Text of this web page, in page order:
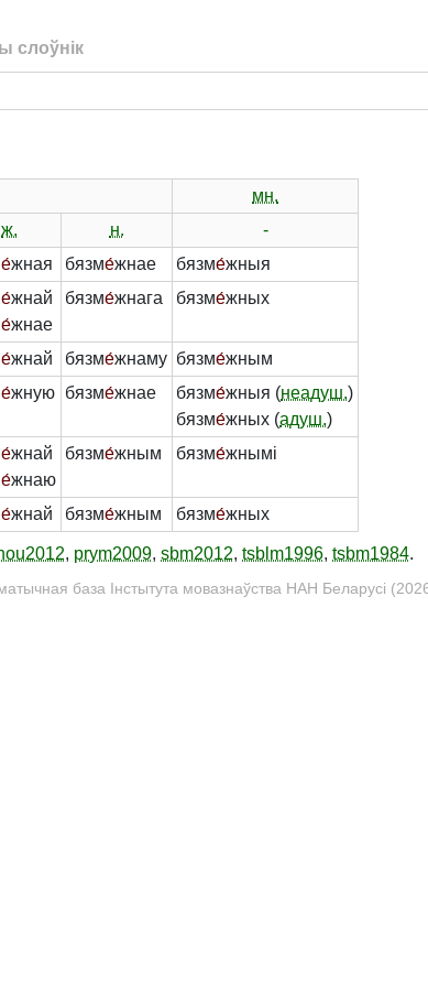
слоўнік
мн.
ж. н.
-
е́жная бязме́жнае бязме́жныя
е́жнай
е́жнае
бязме́жнага бязме́жных
е́жнай бязме́жнаму бязме́жным
е́жную бязме́жнае бязме́жныя (неадуш.)
бязме́жных (адуш.)
е́жнай
е́жнаю
бязме́жным бязме́жнымі
е́жнай бязме́жным бязме́жных
, prym2009, sbm2012, tsblm1996, tsbm1984.
база Інстытута мовазнаўства НАН Беларусі